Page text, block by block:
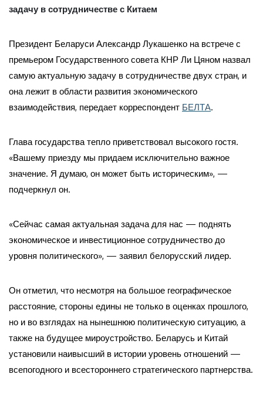
задачу в сотрудничестве с Китаем
Президент Беларуси Александр Лукашенко на встрече с
премьером Государственного совета КНР Ли Цяном назвал
самую актуальную задачу в сотрудничестве двух стран, и
она лежит в области развития экономического
взаимодействия, передает корреспондент БЕЛТА.
Глава государства тепло приветствовал высокого гостя.
«Вашему приезду мы придаем исключительно важное
значение. Я думаю, он может быть историческим», —
подчеркнул он.
«Сейчас самая актуальная задача для нас — поднять
экономическое и инвестиционное сотрудничество до
уровня политического», — заявил белорусский лидер.
Он отметил, что несмотря на большое географическое
расстояние, стороны едины не только в оценках прошлого,
но и во взглядах на нынешнюю политическую ситуацию, а
также на будущее мироустройство. Беларусь и Китай
установили наивысший в истории уровень отношений —
всепогодного и всестороннего стратегического партнерства.